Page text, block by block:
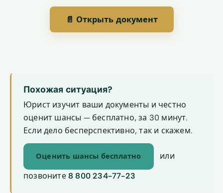
📄 Открыть документ
Похожая ситуация?
Юрист изучит ваши документы и честно
оценит шансы — бесплатно, за 30 минут.
Если дело бесперспективно, так и скажем.
Оценить шансы бесплатно или
позвоните 8 800 234-77-23